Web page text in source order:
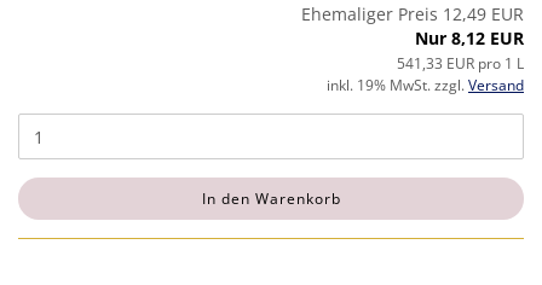
Ehemaliger Preis 12,49 EUR
Nur 8,12 EUR
541,33 EUR pro 1 L
inkl. 19% MwSt. zzgl.Versand
In den Warenkorb